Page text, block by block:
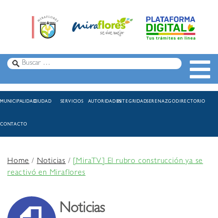
MUNICIPALIDADCIUDAD SERVICIOS AUTORIDADESINTEGRIDADSERENAZGODIRECTORIO
CONTACTO
Home/Noticias /
[MiraTV] El rubro construcción ya se
reactivó en Miraflores
Noticias